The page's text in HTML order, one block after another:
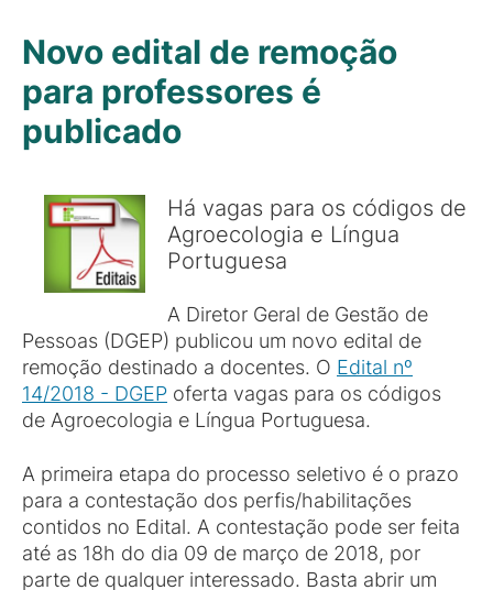
Novo edital de remoção
para professores é
publicado
Há vagas para os códigos de
Agroecologia e Língua
Portuguesa
A Diretor Geral de Gestão de
Pessoas (DGEP) publicou um novo edital de
remoção destinado a docentes. O Edital nº
14/2018 - DGEP oferta vagas para os códigos
de Agroecologia e Língua Portuguesa.
A primeira etapa do processo seletivo é o prazo
para a contestação dos perfis/habilitações
contidos no Edital. A contestação pode ser feita
até as 18h do dia 09 de março de 2018, por
parte de qualquer interessado. Basta abrir um